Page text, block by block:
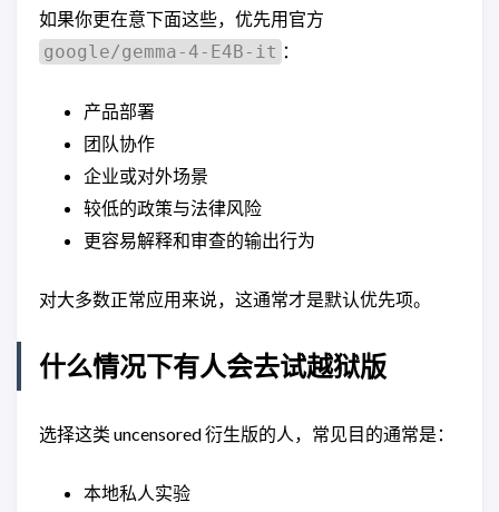
如果你更在意下面这些，优先用官方
google/gemma-4-E4B-it ：
产品部署
团队协作
企业或对外场景
较低的政策与法律风险
更容易解释和审查的输出行为
对大多数正常应用来说，这通常才是默认优先项。
什么情况下有人会去试越狱版
选择这类 uncensored 衍生版的人，常见目的通常是：
本地私人实验